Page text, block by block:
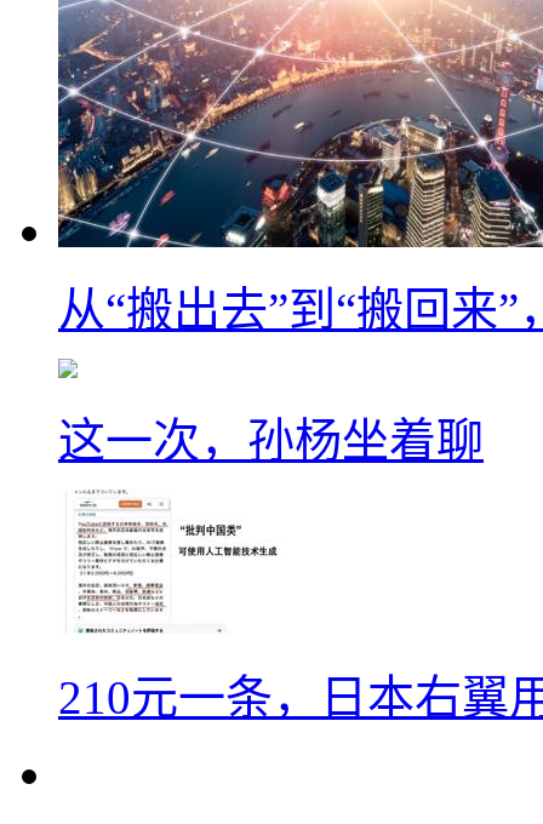
从“搬出去”到“搬回来
这一次，孙杨坐着聊
210元一条，日本右翼